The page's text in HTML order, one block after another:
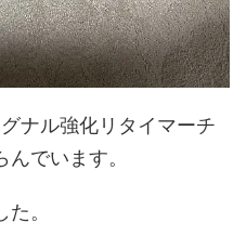
ナル強化リタイマーチ
でいます。
。